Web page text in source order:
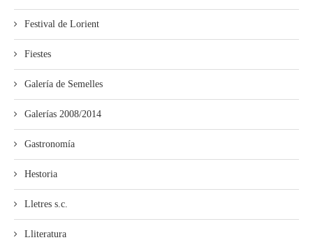
Festival de Lorient
Fiestes
Galería de Semelles
Galerías 2008/2014
Gastronomía
Hestoria
Lletres s.c.
Lliteratura